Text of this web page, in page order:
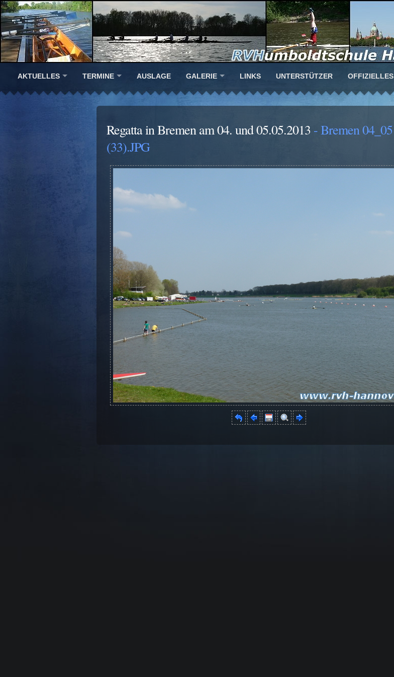
AKTUELLES TERMINE AUSLAGE GALERIE LINKS UNTERSTÜTZER OFFIZIELLES
Regatta in Bremen am 04. und 05.05.2013 - Bremen 04_05
(33).JPG